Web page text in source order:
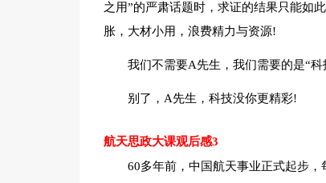
之用”的严肃话题时，求证的结果只能如
胀，大材小用，浪费精力与资源!
我们不需要A先生，我们需要的是“科
别了，A先生，科技没你更精彩!
航天思政大课观后感3
60多年前，中国航天事业正式起步